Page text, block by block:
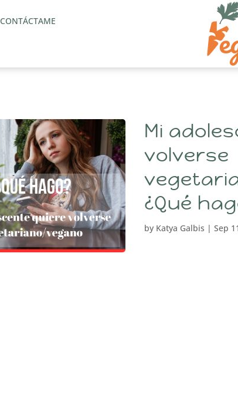
CONTÁCTAME
Mi
volverse
¿Qué
by Katya Galbis | Sep